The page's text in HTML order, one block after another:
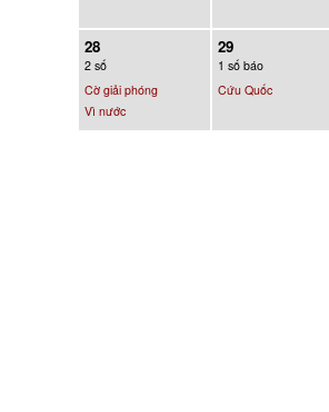
28
2 số
Cờ giải phóng
Vì nước
29
1 số báo
Cứu Quốc